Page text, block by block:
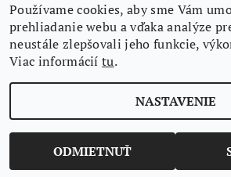
Nájdete nás aj na
2026 ©Aimi-eshop, všetky práva vyhradené
Používame cookies, aby sme Vám
prehliadanie webu a vďaka analýze
neustále zlepšovali jeho funkcie,
Viac informáciítu.
NASTAVENIE
ODMIETNUŤ